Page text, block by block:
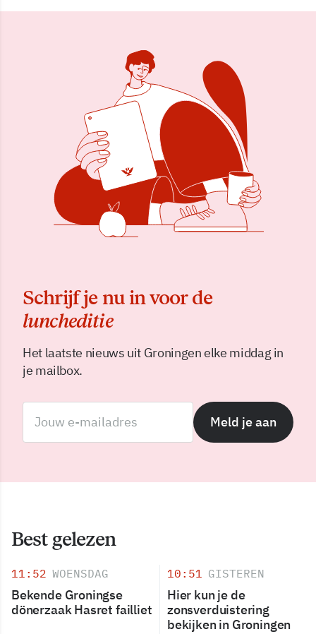
Schrijf je nu in voor de
luncheditie
Het laatste nieuws uit Groningen elke middag in
je mailbox.
Meld je aan
Best gelezen
11:52 WOENSDAG
Bekende Groningse
dönerzaak Hasret failliet
10:51 GISTEREN
Hier kun je de
zonsverduistering
bekijken in Groningen